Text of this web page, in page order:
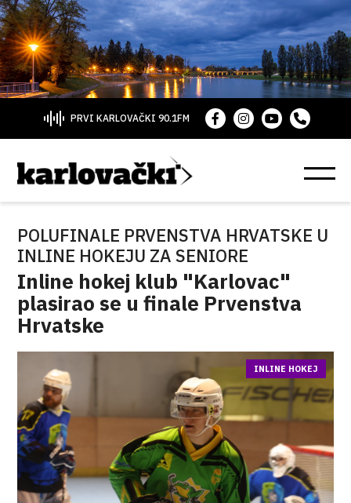
PRVI KARLOVAČKI 90.1FM
POLUFINALE PRVENSTVA HRVATSKE U
INLINE HOKEJU ZA SENIORE
Inline hokej klub "Karlovac"
plasirao se u finale Prvenstva
Hrvatske
INLINE HOKEJ